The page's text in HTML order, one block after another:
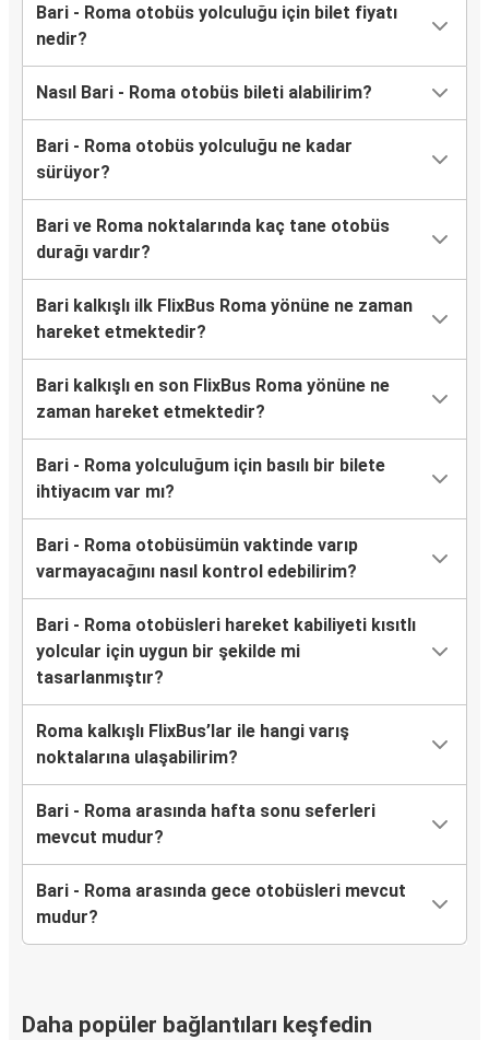
Bari - Roma otobüs yolculuğu için bilet fiyatı
nedir?
Nasıl Bari - Roma otobüs bileti alabilirim?
Bari - Roma otobüs yolculuğu ne kadar
sürüyor?
Bari ve Roma noktalarında kaç tane otobüs
durağı vardır?
Bari kalkışlı ilk FlixBus Roma yönüne ne zaman
hareket etmektedir?
Bari kalkışlı en son FlixBus Roma yönüne ne
zaman hareket etmektedir?
Bari - Roma yolculuğum için basılı bir bilete
ihtiyacım var mı?
Bari - Roma otobüsümün vaktinde varıp
varmayacağını nasıl kontrol edebilirim?
Bari - Roma otobüsleri hareket kabiliyeti kısıtlı
yolcular için uygun bir şekilde mi
tasarlanmıştır?
Roma kalkışlı FlixBus’lar ile hangi varış
noktalarına ulaşabilirim?
Bari - Roma arasında hafta sonu seferleri
mevcut mudur?
Bari - Roma arasında gece otobüsleri mevcut
mudur?
Daha popüler bağlantıları keşfedin